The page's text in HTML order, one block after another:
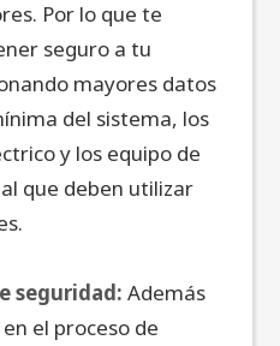
Por lo que te
seguro a tu
mayores datos
del sistema, los
y los equipo de
que deben utilizar
seguridad: Además
el proceso de